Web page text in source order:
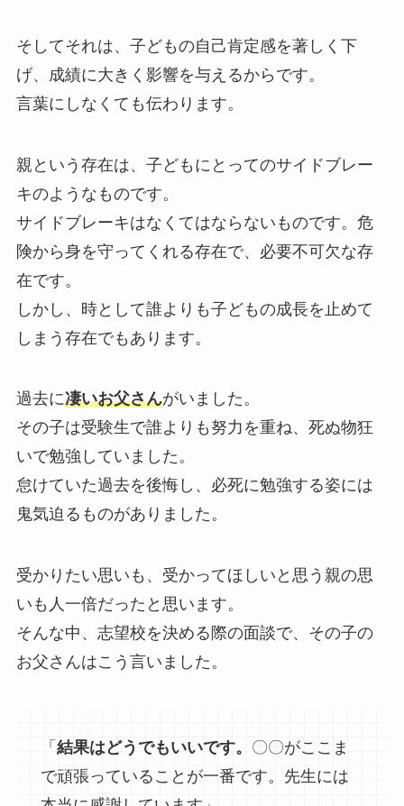
そしてそれは、子どもの自己肯定感を著しく下
げ、成績に大きく影響を与えるからです。
言葉にしなくても伝わります。
親という存在は、子どもにとってのサイドブレー
キのようなものです。
サイドブレーキはなくてはならないものです。危
険から身を守ってくれる存在で、必要不可欠な存
在です。
しかし、時として誰よりも子どもの成長を止めて
しまう存在でもあります。
過去に凄いお父さんがいました。
その子は受験生で誰よりも努力を重ね、死ぬ物狂
いで勉強していました。
怠けていた過去を後悔し、必死に勉強する姿には
鬼気迫るものがありました。
受かりたい思いも、受かってほしいと思う親の思
いも人一倍だったと思います。
そんな中、志望校を決める際の面談で、その子の
お父さんはこう言いました。
「 結果はどうでもいいです。 〇〇がここま
で頑張っていることが一番です。先生には